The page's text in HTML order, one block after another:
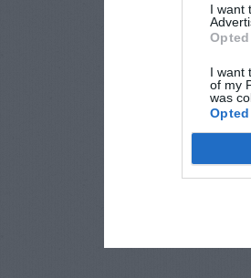
I want
I want
of my
was